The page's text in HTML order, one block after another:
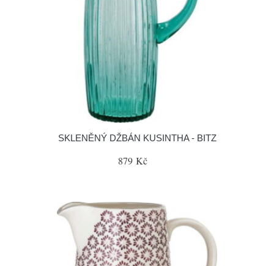
SKLENĚNÝ DŽBÁN KUSINTHA - BITZ
879 Kč